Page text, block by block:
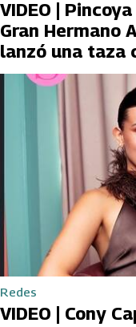
VIDEO |
Gran Hermano
lanzó una taza
Redes
VIDEO | Cony